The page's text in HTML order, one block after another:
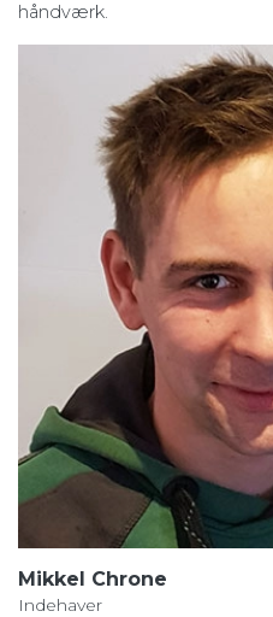
håndværk.
Mikkel Chrone
Indehaver